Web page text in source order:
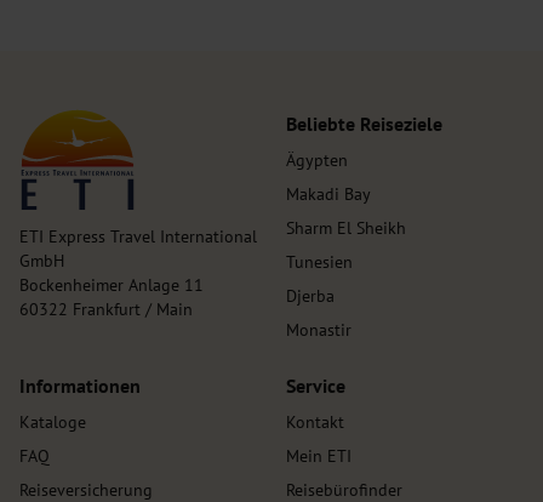
ETI Express Travel International
GmbH
Bockenheimer Anlage 11
60322 Frankfurt / Main
Beliebte Reiseziele
Ägypten
Makadi Bay
Sharm El Sheikh
Tunesien
Djerba
Monastir
Informationen
Kataloge
FAQ
Reiseversicherung
Service
Kontakt
Mein ETI
Reisebürofinder